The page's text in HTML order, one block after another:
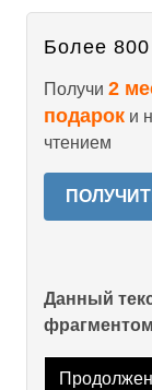
Более 800
Получи 2
подарок и
чтением
Данный